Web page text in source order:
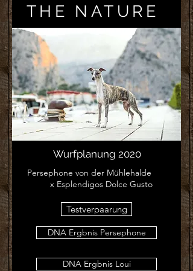
THE NATURE
Wurfplanung 2020
Persephone von der Mühlehalde
x Esplendigos Dolce Gusto
Testverpaarung
DNA Ergbnis Persephone
DNA Ergbnis Loui